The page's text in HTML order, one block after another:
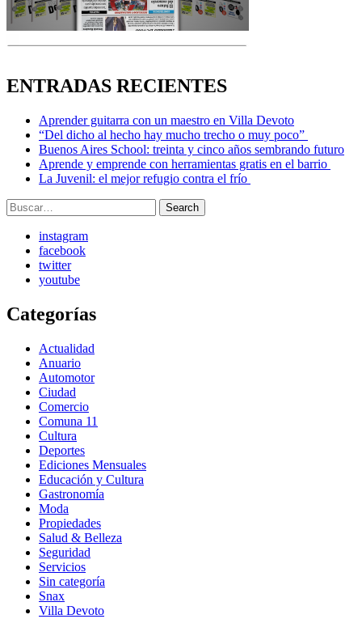
ENTRADAS RECIENTES
Aprender guitarra con un maestro en Villa Devoto
“Del dicho al hecho hay mucho trecho o muy poco”
Buenos Aires School: treinta y cinco años sembrando futuro
Aprende y emprende con herramientas gratis en el barrio
La Juvenil: el mejor refugio contra el frío
Search
for:
Search
instagram
facebook
twitter
youtube
Categorías
Actualidad
Anuario
Automotor
Ciudad
Comercio
Comuna 11
Cultura
Deportes
Ediciones Mensuales
Educación y Cultura
Gastronomía
Moda
Propiedades
Salud & Belleza
Seguridad
Servicios
Sin categoría
Snax
Villa Devoto